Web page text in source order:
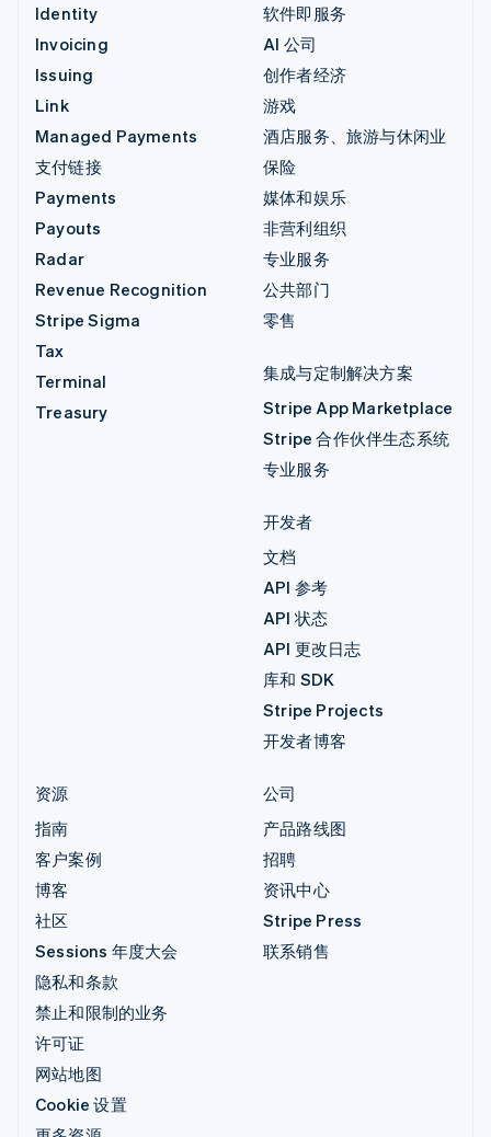
Identity
Invoicing
Issuing
Link
Managed Payments
支付链接
Payments
Payouts
Radar
Revenue Recognition
Stripe Sigma
Tax
Terminal
Treasury
软件即服务
AI 公司
创作者经济
游戏
酒店服务、旅游与休闲业
保险
媒体和娱乐
非营利组织
专业服务
公共部门
零售
集成与定制解决方案
Stripe App Marketplace
Stripe 合作伙伴生态系统
专业服务
开发者
文档
API 参考
API 状态
API 更改日志
库和 SDK
Stripe Projects
开发者博客
资源
指南
客户案例
博客
社区
Sessions 年度大会
隐私和条款
禁止和限制的业务
许可证
网站地图
Cookie 设置
公司
产品路线图
招聘
资讯中心
Stripe Press
联系销售